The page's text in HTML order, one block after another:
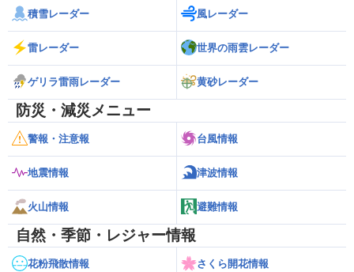
積雪レーダー 風レーダー
雷レーダー 世界の雨雲レーダー
ゲリラ雷雨レーダー 黄砂レーダー
防災・減災メニュー
警報・注意報 台風情報
地震情報 津波情報
火山情報 避難情報
自然・季節・レジャー情報
花粉飛散情報 さくら開花情報